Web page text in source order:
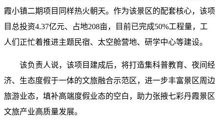
霞小镇二期项目同样热火朝天。作为该景区的配套核心，该项
目总投资4.37亿元、占地208亩，目前已完成50%工程量，工
人们正忙着推进主题民宿、太空舱营地、研学中心等建设。
该负责人说，该项目建成后，将打造集科普教育、夜间经
济、生态度假于一体的文旅融合示范区，进一步丰富景区周边
旅游业态，填补高端度假业态的空白，助力张掖七彩丹霞景区
文旅产业高质量发展。